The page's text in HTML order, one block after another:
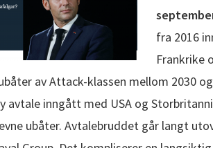
fra 2016
Frankrike
av Attack-klassen mellom 2030
avtale inngått med USA og
ubåter. Avtalebruddet går langt